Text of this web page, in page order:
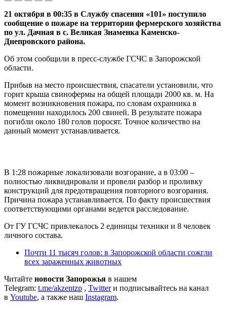
21 октября в 00:35 в Службу спасения «101» поступило
сообщение о пожаре на территории фермерского хозяйства
по ул. Дачная в с. Великая Знаменка Каменско-
Днепровского района.
Об этом сообщили в пресс-службе ГСЧС в Запорожской
области.
Прибыв на место происшествия, спасатели установили, что
горит крыша свинофермы на общей площади 2000 кв. м. На
момент возникновения пожара, по словам охранника в
помещении находилось 200 свиней. В результате пожара
погибли около 180 голов поросят. Точное количество на
данный момент устанавливается.
В 1:28 пожарные локализовали возгорание, а в 03:00 –
полностью ликвидировали и провели разбор и проливку
конструкций для предотвращения повторного возгорания.
Причина пожара устанавливается. По факту происшествия
соответствующими органами ведется расследование.
От ГУ ГСЧС привлекалось 2 единицы техники и 8 человек
личного состава.
Почти 11 тысяч голов: в Запорожской области сожгли
всех зараженных животных
Читайте новости Запорожья в нашем
Telegram: t.me/akzentzp , Twitterи подписывайтесь на канал
в Youtube, а также наш Instagram.